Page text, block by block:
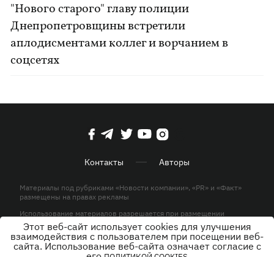
"Нового старого" главу полиции
Днепропетровщины встретили
аплодисментами коллег и ворчанием в
соцсетях
Контакты Авторы
Материалы под рубриками «Новости компании», «PR» и «Факт»
размещены на правах рекламы
Использование материалов разрешается при размещении
активной гиперссылки на KP.UA в первом абзаце.
© ООО «ЮЛАВ МЕДИА»,2026. Все права защищены.
Этот веб-сайт использует cookies для улучшения
взаимодействия с пользователем при посещении веб-
сайта. Использование веб-сайта означает согласие с